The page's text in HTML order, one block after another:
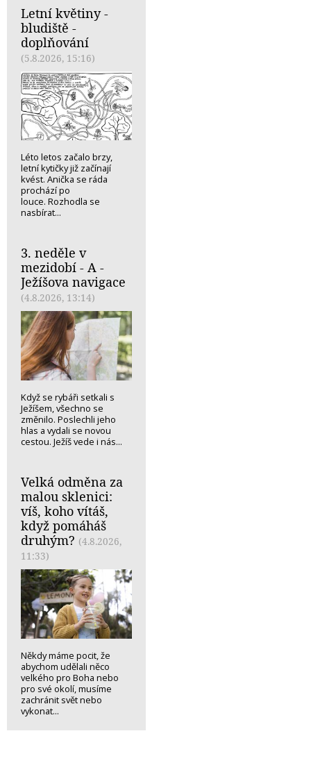
Letní květiny -
bludiště -
doplňování
(5.8.2026, 15:16)
Léto letos začalo brzy,
letní kytičky již začínají
kvést. Anička se ráda
prochází po
louce. Rozhodla se
nasbírat...
3. neděle v
mezidobí - A -
Ježíšova navigace
(4.8.2026, 13:14)
Když se rybáři setkali s
Ježíšem, všechno se
změnilo. Poslechli jeho
hlas a vydali se novou
cestou. Ježíš vede i nás...
Velká odměna za
malou sklenici:
víš, koho vítáš,
když pomáháš
druhým? (4.8.2026,
11:33)
Někdy máme pocit, že
abychom udělali něco
velkého pro Boha nebo
pro své okolí, musíme
zachránit svět nebo
vykonat...